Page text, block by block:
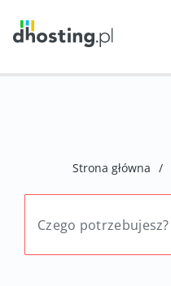
Strona główna /